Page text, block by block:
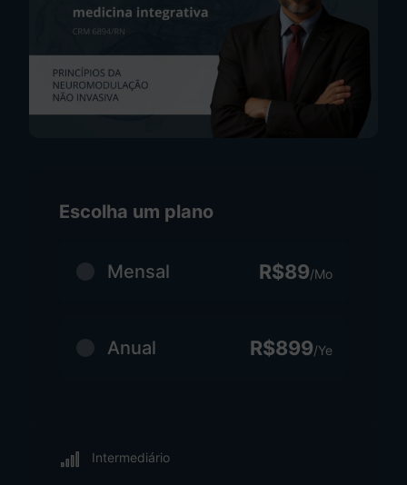
Escolha um plano
Mensal R$89/Mo
Anual R$899/Ye
Intermediário